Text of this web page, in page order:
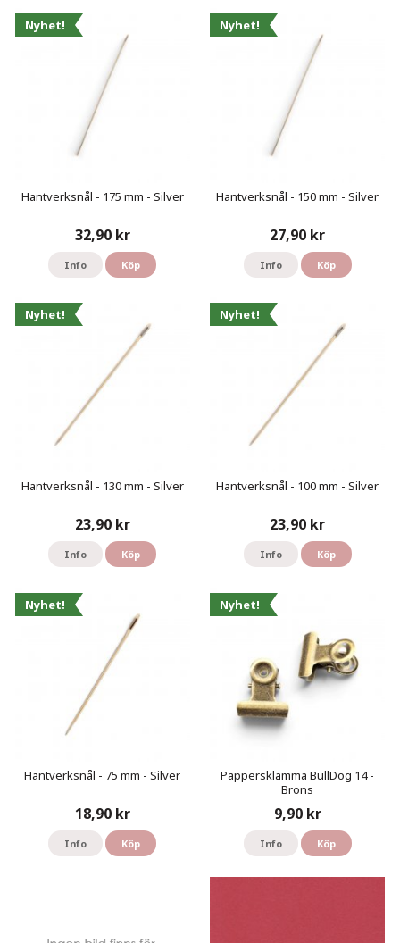
Nyhet!
Hantverksnål - 175 mm - Silver
32,90 kr
Info Köp
Nyhet!
Hantverksnål - 150 mm - Silver
27,90 kr
Info Köp
Nyhet!
Hantverksnål - 130 mm - Silver
23,90 kr
Info Köp
Nyhet!
Hantverksnål - 100 mm - Silver
23,90 kr
Info Köp
Nyhet!
Hantverksnål - 75 mm - Silver
18,90 kr
Info Köp
Nyhet!
Pappersklämma BullDog 14 -
Brons
9,90 kr
Info Köp